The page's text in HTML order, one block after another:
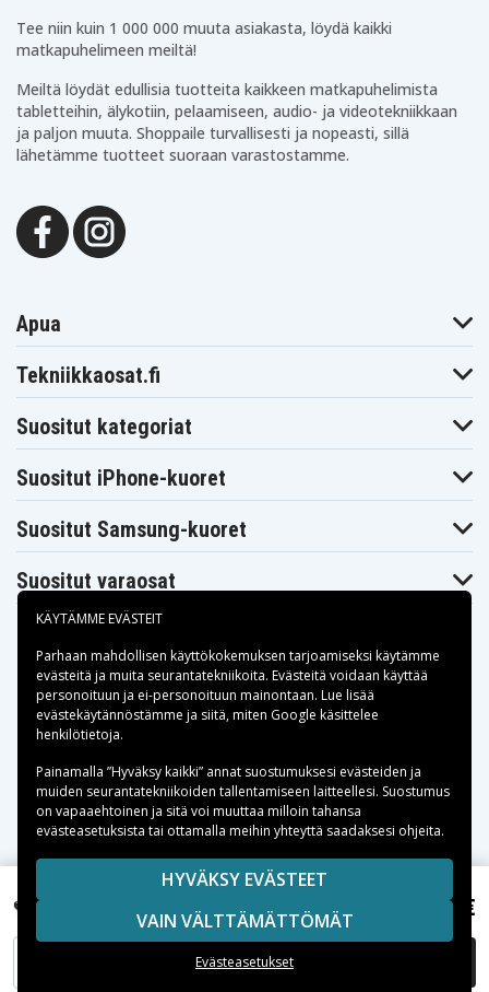
Kodak EasyShare M200, 3,7V, 660mAh 8,99 €
LISÄÄ OSTOSKORIIN
Tee niin kuin 1 000 000 muuta asiakasta, löydä kaikki
matkapuhelimeen meiltä!
Meiltä löydät edullisia tuotteita kaikkeen matkapuhelimista
tabletteihin, älykotiin, pelaamiseen, audio- ja videotekniikkaan
ja paljon muuta. Shoppaile turvallisesti ja nopeasti, sillä
lähetämme tuotteet suoraan varastostamme.
Apua
Tekniikkaosat.fi
Suositut kategoriat
Suositut iPhone-kuoret
Suositut Samsung-kuoret
Suositut varaosat
Maksuvaihtoehdot
Toimitusvaihtoehdot
Copyright © 2026, Spares Nordic AB
SIVULLA MAINITUT TAVARAMERKIT OVAT OMISTAJIENSA
OMAISUUTTA.
KÄYTÄMME EVÄSTEIT
Parhaan mahdollisen käyttökokemuksen tarjoamiseksi käytämme
evästeitä ja muita seurantatekniikoita. Evästeitä voidaan käyttää
personoituun ja ei-personoituun mainontaan. Lue lisää
evästekäytännöstämme ja siitä, miten Google käsittelee
henkilötietoja.
Painamalla ”Hyväksy kaikki” annat suostumuksesi evästeiden ja
muiden seurantatekniikoiden tallentamiseen laitteellesi. Suostumus
on vapaaehtoinen ja sitä voi muuttaa milloin tahansa
evästeasetuksista tai ottamalla meihin yhteyttä saadaksesi ohjeita.
HYVÄKSY EVÄSTEET
VAIN VÄLTTÄMÄTTÖMÄT
Evästeasetukset